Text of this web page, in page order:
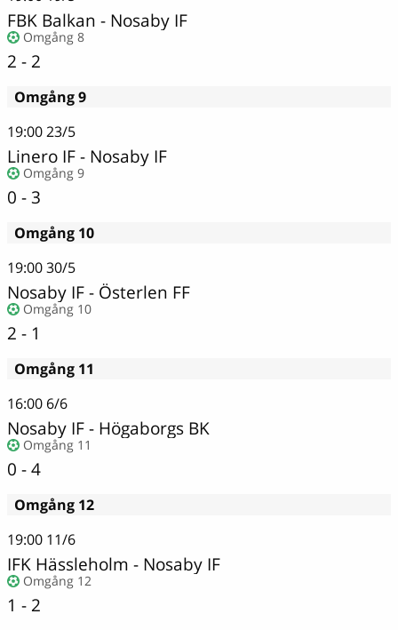
FBK Balkan - Nosaby IF
Omgång 8
2 - 2
Omgång 9
19:0023/5
Linero IF- Nosaby IF
Omgång 9
0 - 3
Omgång 10
19:0030/5
Nosaby IF- Österlen FF
Omgång 10
2 - 1
Omgång 11
16:00 6/6
Nosaby IF- Högaborgs BK
Omgång 11
0 - 4
Omgång 12
19:00 11/6
IFK Hässleholm - Nosaby IF
Omgång 12
1 - 2